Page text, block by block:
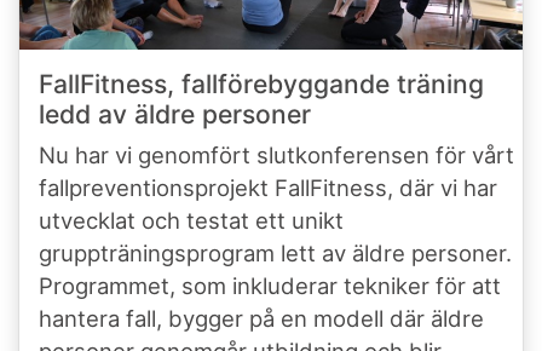
FallFitness, fallförebyggande träning
ledd av äldre personer
Nu har vi genomfört slutkonferensen för vårt
fallpreventionsprojekt FallFitness, där vi har
utvecklat och testat ett unikt
gruppträningsprogram lett av äldre personer.
Programmet, som inkluderar tekniker för att
hantera fall, bygger på en modell där äldre